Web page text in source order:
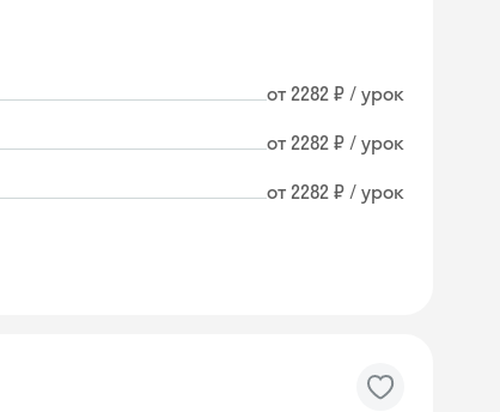
от 2282 ₽ / урок
от 2282 ₽ / урок
от 2282 ₽ / урок